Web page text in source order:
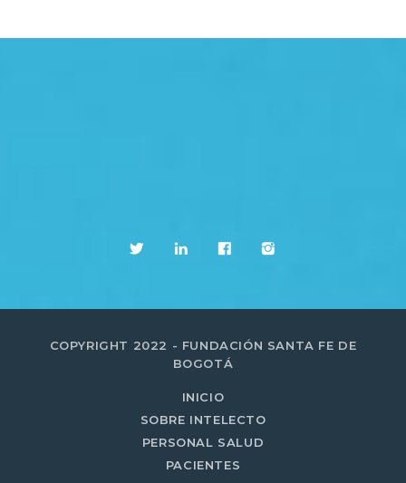
COPYRIGHT 2022 - FUNDACIÓN SANTA FE DE
BOGOTÁ
INICIO
SOBRE INTELECTO
PERSONAL SALUD
PACIENTES